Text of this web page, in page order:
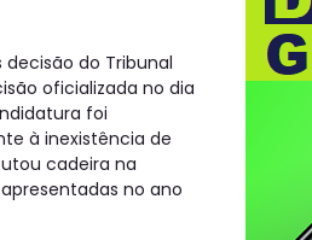
do Tribunal
oficializada no dia
foi
à inexistência de
cadeira na
no ano